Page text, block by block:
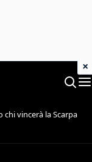
chi vincerà la Scarpa
×